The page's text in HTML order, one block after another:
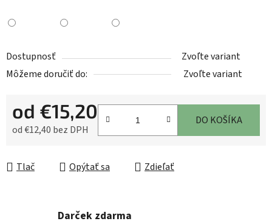
Dostupnosť
Zvoľte variant
Môžeme doručiť do:
Zvoľte variant
od €15,20
od€12,40 bez DPH
DO KOŠÍKA
Tlač Opýtať sa Zdieľať
Darček zdarma